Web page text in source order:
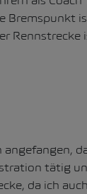
Bremspunkt
tätig
da ich